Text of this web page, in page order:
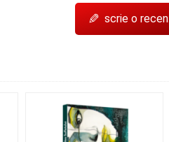
✎ scrie o